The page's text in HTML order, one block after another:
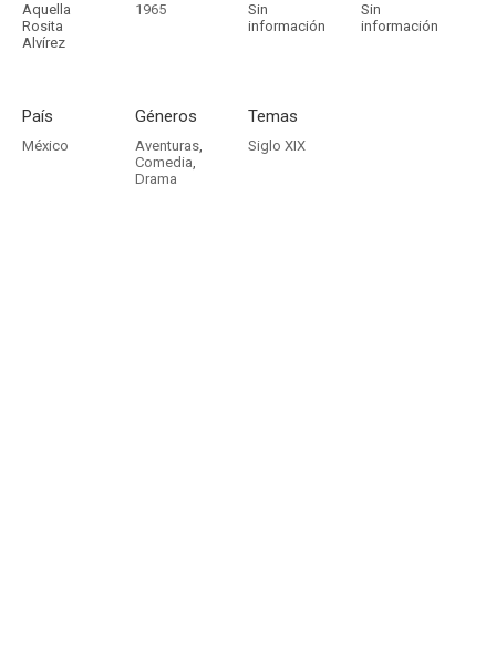
Aquella
Rosita
Alvírez
1965
Sin
información
Sin
información
País
México
Géneros
Aventuras,
Comedia,
Drama
Temas
Siglo XIX